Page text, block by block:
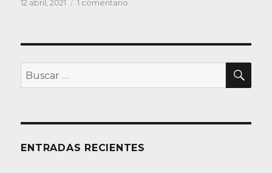
Publicado
12 abril, 2021 1 comentario
Buscar
por:
ENTRADAS RECIENTES